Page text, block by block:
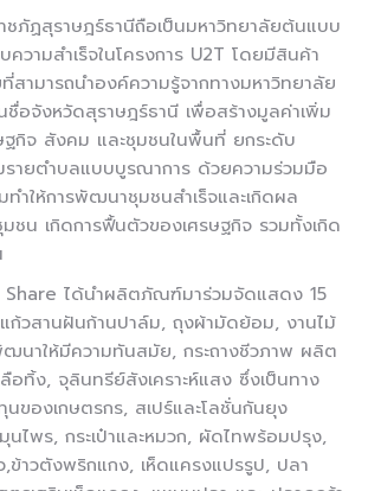
ชภัฏสุราษฎร์ธานีถือเป็นมหาวิทยาลัยต้นแบบ
วามสำเร็จในโครงการ U2T โดยมีสินค้า
สามารถนำองค์ความรู้จากทางมหาวิทยาลัย
ชื่อจังหวัดสุราษฎร์ธานี เพื่อสร้างมูลค่าเพิ่ม
ฐกิจ สังคม และชุมชนในพื้นที่ ยกระดับ
รายตำบลแบบบูรณาการ ด้วยความร่วมมือ
ำให้การพัฒนาชุมชนสำเร็จและเกิดผล
มชน เกิดการฟื้นตัวของเศรษฐกิจ รวมทั้งเกิด
Share ได้นำผลิตภัณฑ์มาร่วมจัดแสดง 15
ก้วสานฝันก้านปาล์ม, ถุงผ้ามัดย้อม, งานไม้
ฒนาให้มีความทันสมัย, กระถางชีวภาพ ผลิต
อทิ้ง, จุลินทรีย์สังเคราะห์แสง ซึ่งเป็นทาง
นของเกษตรกร, สเปร์และโลชั่นกันยุง
ไพร, กระเป๋าและหมวก, ผัดไทพร้อมปรุง,
,ข้าวตังพริกแกง, เห็ดแครงแปรรูป, ปลา